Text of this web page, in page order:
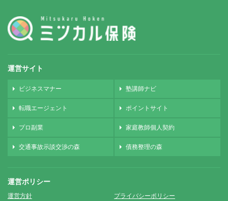
運営サイト
ビジネスマナー 塾講師ナビ
転職エージェント ポイントサイト
プロ副業 家庭教師個人契約
交通事故示談交渉の森 債務整理の森
運営ポリシー
運営方針 プライバシーポリシー